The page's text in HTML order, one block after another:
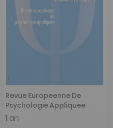
Revue Europeenne De
Psychologie Appliquee
1 an